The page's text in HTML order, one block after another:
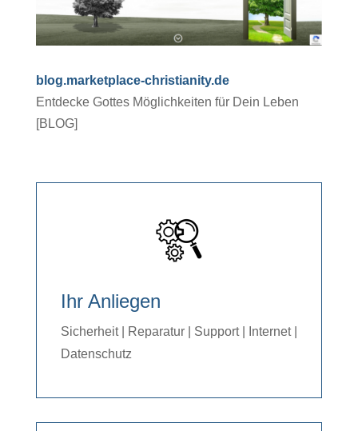
blog.marketplace-christianity.de
Entdecke Gottes Möglichkeiten für Dein Leben
[BLOG]
Ihr Anliegen
Sicherheit | Reparatur | Support | Internet |
Datenschutz